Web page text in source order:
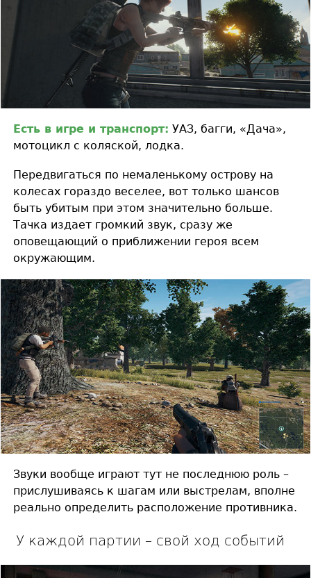
Есть в игре и транспорт: УАЗ, багги, «Дача»,
мотоцикл с коляской, лодка.
Передвигаться по немаленькому острову на
колесах гораздо веселее, вот только шансов
быть убитым при этом значительно больше.
Тачка издает громкий звук, сразу же
оповещающий о приближении героя всем
окружающим.
Звуки вообще играют тут не последнюю роль –
прислушиваясь к шагам или выстрелам, вполне
реально определить расположение противника.
У каждой партии – свой ход событий